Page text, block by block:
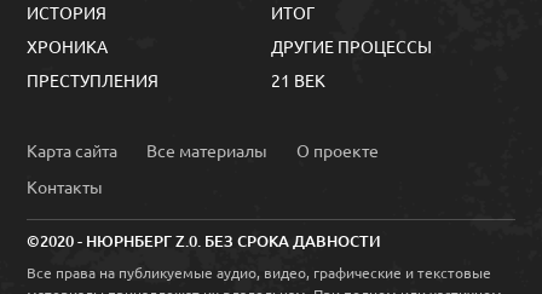
ИСТОРИЯ
ХРОНИКА
ПРЕСТУПЛЕНИЯ
ИТОГ
ДРУГИЕ ПРОЦЕССЫ
21 ВЕК
Карта сайта Все материалы
О проекте
Контакты
©2020 - НЮРНБЕРГ Z.0. БЕЗ СРОКА ДАВНОСТИ
Все права на публикуемые аудио, видео, графические и текстовые